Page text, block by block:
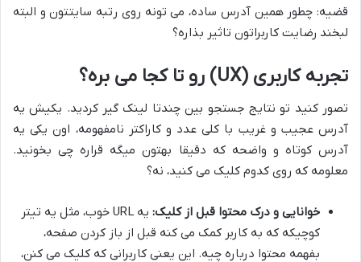
قضیه: چطور همین آدرس ساده، می تونه روی رتبه سایتتون و البته
لبخند رضایت کاربراتون تاثیر بذاره؟
تجربه کاربری (UX) رو تا کجا می بره؟
تصور کنید تو نتایج جستجو بین چندتا لینک گیر کردید. یکیش یه
آدرس عجیب و غریب با کلی عدد و کاراکتر نامفهومه، اون یکی یه
آدرس کوتاه و واضحه که دقیقا بهتون میگه قراره چی بخونید.
معلومه که روی کدوم کلیک می کنید، نه؟
خوانایی و درک محتوا قبل از کلیک:
یه URL خوب، مثل یه تیتر
کوچیکه که به کاربر کمک می کنه قبل از باز کردن صفحه،
بفهمه محتوا درباره چیه. این یعنی کاربرانی که کلیک می کنن،